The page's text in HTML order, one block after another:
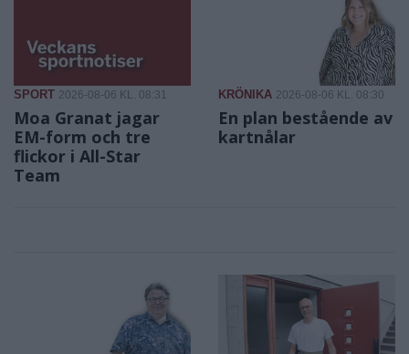
SPORT 2026-08-06 KL. 08:31
Moa Granat jagar
EM-form och tre
flickor i All-Star
Team
KRÖNIKA 2026-08-06 KL. 08:30
En plan bestående av
kartnålar